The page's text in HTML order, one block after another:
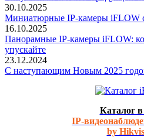
30.10.2025
Миниатюрные IP-камеры iFLOW
16.10.2025
Панорамные IP-камеры iFLOW:
упускайте
23.12.2024
С наступающим Новым 2025
Каталог
IP-
by